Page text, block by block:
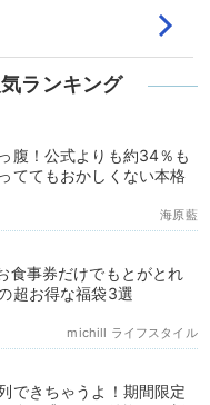
ランキング
腹！公式よりも約34％も
ててもおかしくない本格
海原藍
食事券だけでもとがとれ
超お得な福袋3選
michill ライフスタイル
できちゃうよ！期間限定